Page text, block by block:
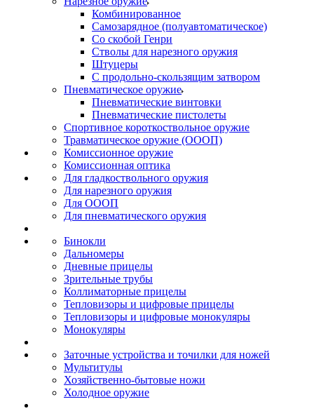
Комбинированное
Самозарядное (полуавтоматическое)
Со скобой Генри
Стволы для нарезного оружия
Штуцеры
С продольно-скользящим затвором
Пневматическое оружие
Пневматические винтовки
Пневматические пистолеты
Спортивное короткоствольное оружие
Травматическое оружие (ОООП)
Комиссионное оружие
Комиссионная оптика
Для гладкоствольного оружия
Для нарезного оружия
Для ОООП
Для пневматического оружия
Бинокли
Дальномеры
Дневные прицелы
Зрительные трубы
Коллиматорные прицелы
Тепловизоры и цифровые прицелы
Тепловизоры и цифровые монокуляры
Монокуляры
Заточные устройства и точилки для ножей
Мультитулы
Хозяйственно-бытовые ножи
Холодное оружие